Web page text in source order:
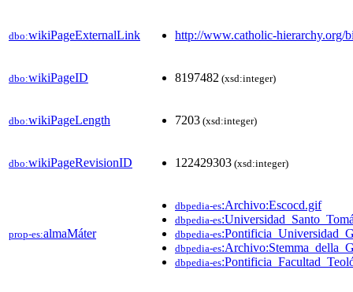
dbo:wikiPageExternalLink http://www.catholic-hierarchy.org/
dbo:wikiPageID 8197482 (xsd:integer)
dbo:wikiPageLength 7203 (xsd:integer)
dbo:wikiPageRevisionID 122429303 (xsd:integer)
prop-es:almaMáter
dbpedia-es:Archivo:Escocd.gif
dbpedia-es
dbpedia-es
dbpedia-es
dbpedia-es